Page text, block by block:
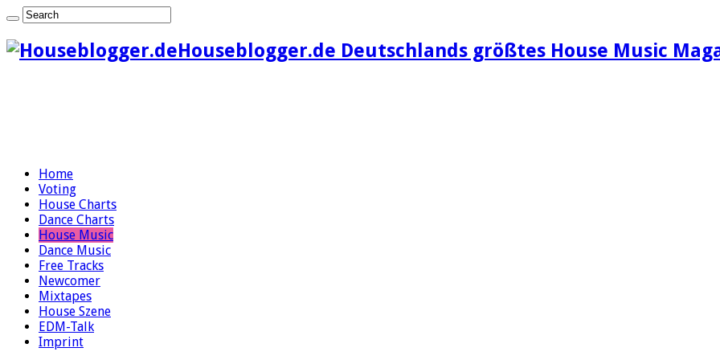
Houseblogger.de Deutschlands größtes House Music
Home
Voting
House Charts
Dance Charts
House Music
Dance Music
Free Tracks
Newcomer
Mixtapes
House Szene
EDM-Talk
Imprint